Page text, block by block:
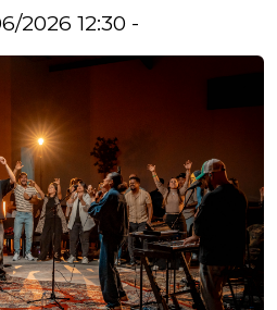
2026 12:30 -